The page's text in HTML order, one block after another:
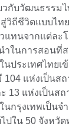
วกับวัฒนธรรม
วิถีชีวิตแบบไท
ทนจากแต่ละโ
ำในการสอนที่
ประเทศไทยเ
แห่งเป็นส
13 แห่งเป็นส
กรุงเทพเป็นจ
ปใน 50 จังหวัด